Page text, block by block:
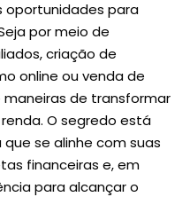
oportunidades para
por meio de
criação de
online ou venda de
maneiras de transformar
O segredo está
se alinhe com suas
financeiras e, em
para alcançar o